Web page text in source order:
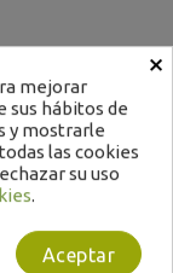
×
mejorar
sus hábitos de
y mostrarle
las cookies
su uso
.
Aceptar